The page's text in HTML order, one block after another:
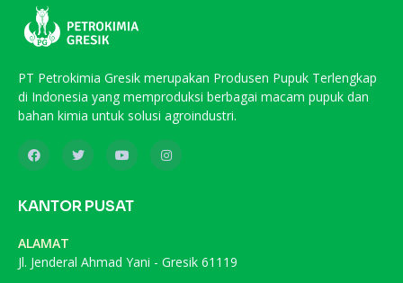
PT Petrokimia Gresik merupakan Produsen Pupuk Terlengkap
di Indonesia yang memproduksi berbagai macam pupuk dan
bahan kimia untuk solusi agroindustri.
KANTOR PUSAT
ALAMAT
Jl. Jenderal Ahmad Yani - Gresik 61119